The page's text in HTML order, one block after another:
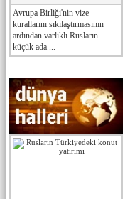
Avrupa Birliği'nin vize
kurallarını sıkılaştırmasının
ardından varlıklı Rusların
küçük ada ...